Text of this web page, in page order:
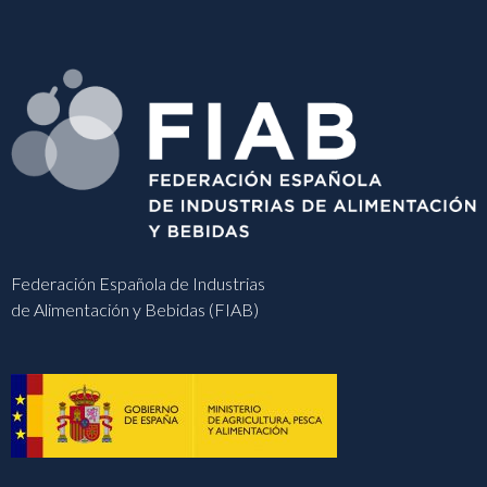
Federación Española de Industrias
de Alimentación y Bebidas (FIAB)